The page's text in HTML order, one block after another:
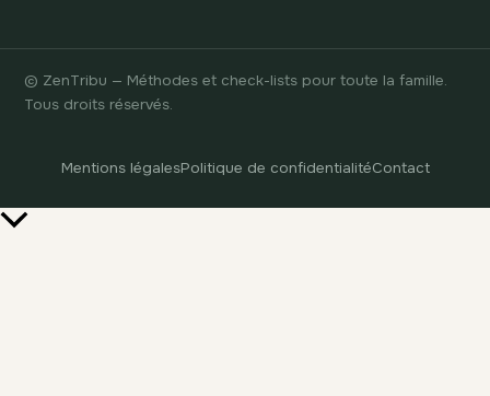
© ZenTribu — Méthodes et check-lists pour toute la famille.
Tous droits réservés.
Mentions légalesPolitique de confidentialitéContact